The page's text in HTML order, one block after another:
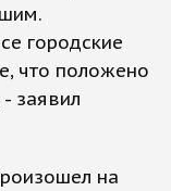
городские
что положено
заявил
на